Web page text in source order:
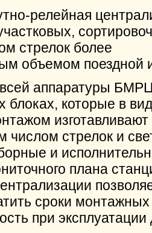
релейная
стрелок более
объемом поездной
аппаратуры
которые в
числом стрелок и
и
плана
сроки
при